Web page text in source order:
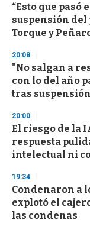
s
o
f
3
s
e
o
n
s
“Esto que pasó
suspensión
Torque y
20:08
"No salgan a
con lo del año
tras suspensión
20:00
El riesgo de la
respuesta
intelectual ni
19:34
Condenaron a
explotó el
las condenas